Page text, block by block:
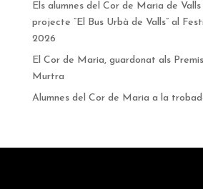
Els alumnes del Cor de Maria de
projecte “El Bus Urbà de Valls” al
2026
El Cor de Maria, guardonat als
Murtra
Alumnes del Cor de Maria a la